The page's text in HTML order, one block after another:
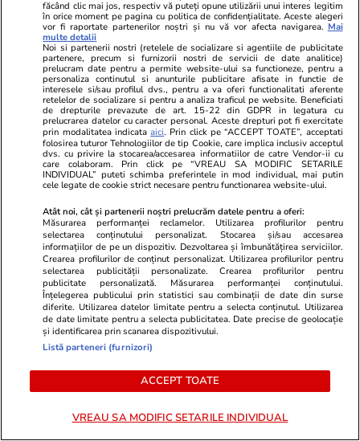
Știri România 12:16
Un șofer cu Lamborghini din
Cluj a fost filmat din elicopter
pe DN1, a primit o amendă de
3.892,50 lei și a rămas fără
permis pentru 180 de zile
Știri România
Peste 46% dintre români ar fi
de acord cu un regim autoritar,
cu o singură condiție
crește, în timp ce România
făcând clic mai jos, respectiv vă puteți opune utilizării unui interes legitim
în orice moment pe pagina cu politica de confidențialitate. Aceste alegeri
vor fi raportate partenerilor noștri și nu vă vor afecta navigarea. Mai
multe detalii
Noi si partenerii nostri (retelele de socializare si agentiile de publicitate
partenere, precum si furnizorii nostri de servicii de date analitice)
prelucram date pentru a permite website-ului sa functioneze, pentru a
personaliza continutul si anunturile publicitare afisate in functie de
interesele si/sau profilul dvs., pentru a va oferi functionalitati aferente
retelelor de socializare si pentru a analiza traficul pe website. Beneficiati
de drepturile prevazute de art. 15-22 din GDPR in legatura cu
prelucrarea datelor cu caracter personal. Aceste drepturi pot fi exercitate
prin modalitatea indicataaici. Prin click pe “ACCEPT TOATE”, acceptati
folosirea tuturor Tehnologiilor de tip Cookie, care implica inclusiv acceptul
dvs. cu privire la stocarea/accesarea informatiilor de catre Vendor-ii cu
care colaboram. Prin click pe “VREAU SA MODIFIC SETARILE
INDIVIDUAL” puteti schimba preferintele in mod individual, mai putin
cele legate de cookie strict necesare pentru functionarea website-ului.
Atât noi, cât și partenerii noștri prelucrăm datele pentru a oferi:
Măsurarea performanței reclamelor. Utilizarea profilurilor pentru
selectarea conținutului personalizat. Stocarea și/sau accesarea
informațiilor de pe un dispozitiv. Dezvoltarea și îmbunătățirea serviciilor.
Crearea profilurilor de conținut personalizat. Utilizarea profilurilor pentru
selectarea publicității personalizate. Crearea profilurilor pentru
publicitate personalizată. Măsurarea performanței conținutului.
Înțelegerea publicului prin statistici sau combinații de date din surse
diferite. Utilizarea datelor limitate pentru a selecta conținutul. Utilizarea
de date limitate pentru a selecta publicitatea. Date precise de geolocație
și identificarea prin scanarea dispozitivului.
Listă parteneri (furnizori)
ACCEPT TOATE
VREAU SA MODIFIC SETARILE INDIVIDUAL